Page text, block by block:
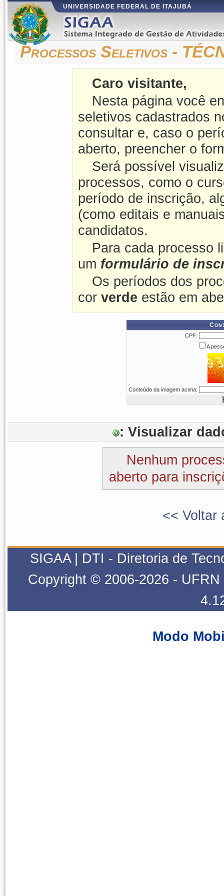
UNIVERSIDADE FEDERAL DE ITAJUBÁ
Processos Seletivos -
Caro visitante,
Nesta página você
seletivos cadastrados
consultar e, caso o
aberto, preencher o
Será possível
processos, como o
período de inscrição,
(como editais e
candidatos.
Para cada processo
um formulário de
Os períodos dos
cor verde estão em
CPF:
A
Conteúdo da imagem acima:
: Visualizar
Nenhum
aberto para
<< Voltar
SIGAA | DTI - Diretoria de
Copyright © 2006-2026 -
Modo